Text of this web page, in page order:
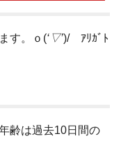
す。ｏ(‘▽’)/ ｱﾘｶﾞﾄ
齢は過去10日間の